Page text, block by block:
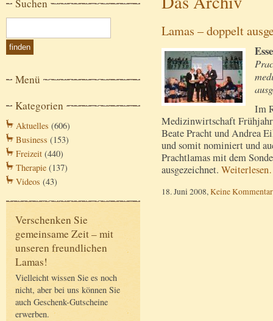
Suchen
Menü
Kategorien
Aktuelles (606)
Business (153)
Freizeit (440)
Therapie (137)
Videos (43)
Verschenken Sie
gemeinsame Zeit – mit
unseren freundlichen
Lamas!
Vielleicht wissen Sie es noch
nicht, aber bei uns können Sie
auch Geschenk-Gutscheine
erwerben.
Lamas – doppelt
Im
Medizinwirtschaft
Beate Pracht und Andrea
und somit nominiert und
Prachtlamas mit dem
ausgezeichnet.
18. Juni 2008, Keine